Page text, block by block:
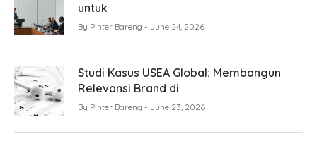
untuk
By Pinter Bareng June 24, 2026
Studi Kasus USEA Global: Membangun
Relevansi Brand di
By Pinter Bareng June 23, 2026